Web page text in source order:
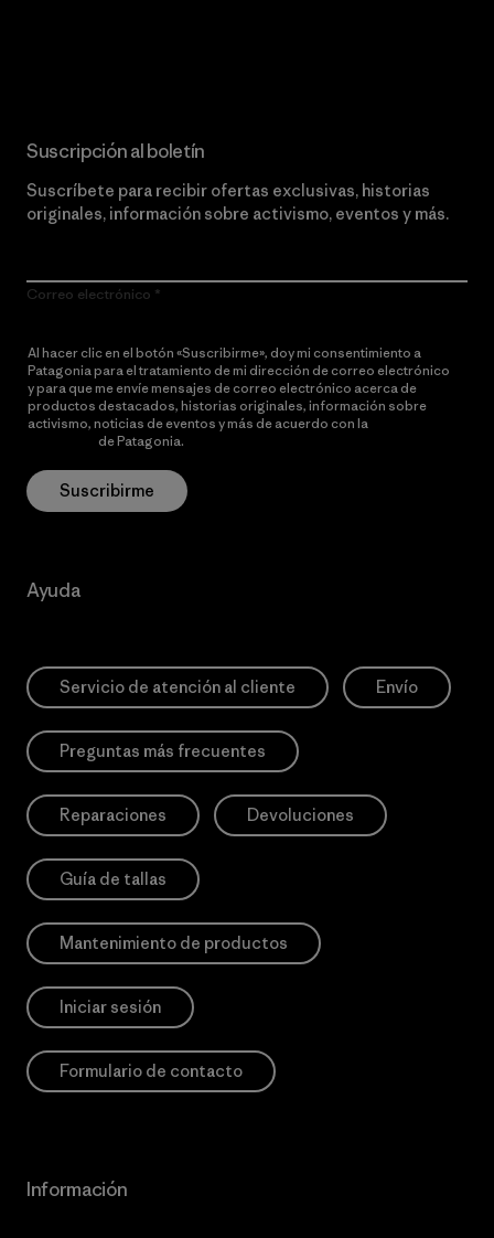
Suscripción al boletín
Suscríbete para recibir ofertas exclusivas, historias
originales, información sobre activismo, eventos y más.
Correo electrónico
Al hacer clic en el botón «Suscribirme», doy mi consentimiento a
Patagonia para el tratamiento de mi dirección de correo electrónico
y para que me envíe mensajes de correo electrónico acerca de
productos destacados, historias originales, información sobre
activismo, noticias de eventos y más de acuerdo con la
de Patagonia.
Suscribirme
Ayuda
Servicio de atención al cliente Envío
Preguntas más frecuentes
Reparaciones Devoluciones
Guía de tallas
Mantenimiento de productos
Iniciar sesión
Formulario de contacto
Información